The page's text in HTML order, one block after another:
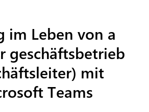
im Leben von a
geschäftsbetrieb
mit
Teams